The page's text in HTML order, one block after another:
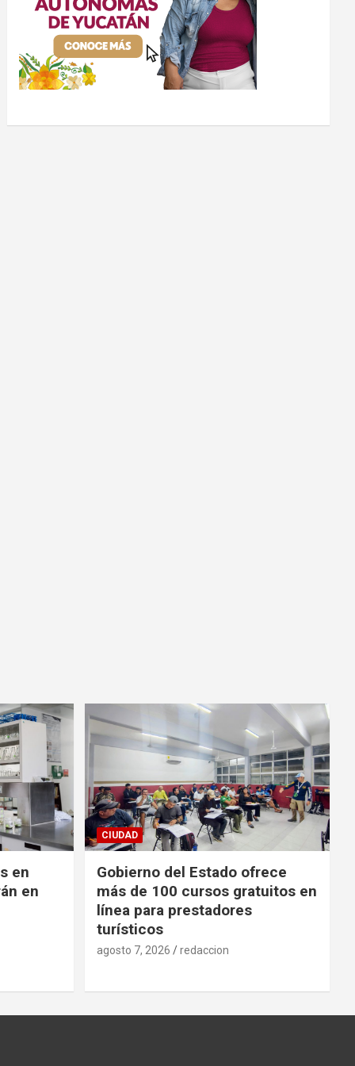
en
en
CIUDAD
Gobierno del Estado ofrece
más de 100 cursos gratuitos en
línea para prestadores
turísticos
agosto 7, 2026 redaccion